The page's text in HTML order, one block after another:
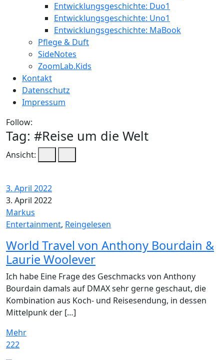
Entwicklungsgeschichte: Duo1
Entwicklungsgeschichte: Uno1
Entwicklungsgeschichte: MaBook
Pflege & Duft
SideNotes
ZoomLab.Kids
Kontakt
Datenschutz
Impressum
Follow:
Tag: #Reise um die Welt
Ansicht:
3. April 2022
3. April 2022
Markus
Entertainment, Reingelesen
World Travel von Anthony Bourdain &
Laurie Woolever
Ich habe Eine Frage des Geschmacks von Anthony
Bourdain damals auf DMAX sehr gerne geschaut, die
Kombination aus Koch- und Reisesendung, in dessen
Mittelpunk der […]
Mehr
222